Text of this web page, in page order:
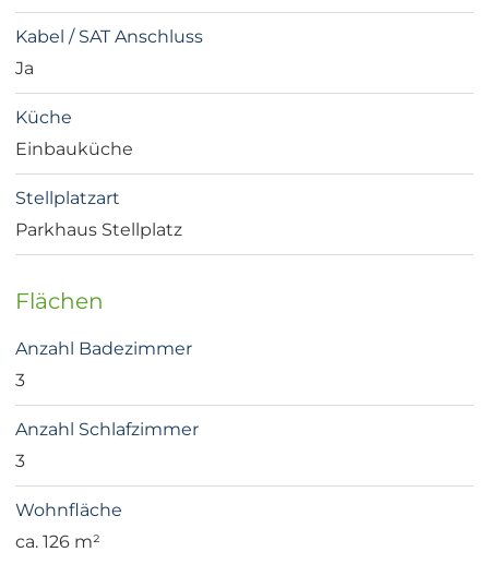
Kabel / SAT Anschluss
Ja
Küche
Einbauküche
Stellplatzart
Parkhaus Stellplatz
Flächen
Anzahl Badezimmer
3
Anzahl Schlafzimmer
3
Wohnfläche
ca. 126 m²